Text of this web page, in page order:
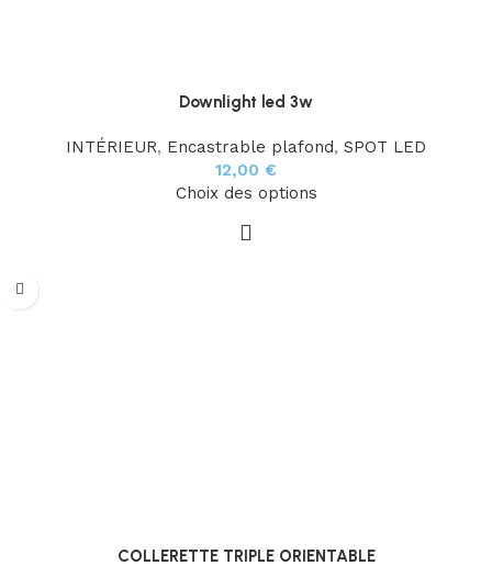
Downlight led 3w
INTÉRIEUR, Encastrable plafond, SPOT LED
12,00 €
Choix des options
COLLERETTE TRIPLE ORIENTABLE